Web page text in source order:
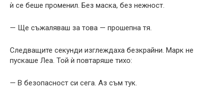
ѝ се беше променил. Без маска, без нежност.
— Ще съжаляваш за това — прошепна тя.
Следващите секунди изглеждаха безкрайни. Марк не
пускаше Леа. Той ѝ повтаряше тихо:
— В безопасност си сега. Аз съм тук.